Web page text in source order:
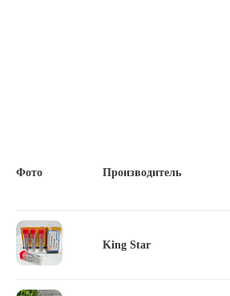
Фото Производитель
King Star